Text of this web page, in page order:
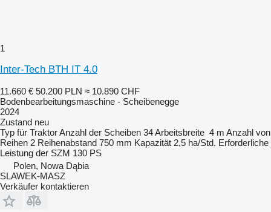
1
Inter-Tech BTH IT 4.0
11.660 € 50.200 PLN ≈ 10.890 CHF
Bodenbearbeitungsmaschine - Scheibenegge
2024
Zustand neu
Typ für TraktorAnzahl der Scheiben 34Arbeitsbreite 4 m Anzahl von
Reihen 2 Reihenabstand 750 mm Kapazität 2,5 ha/Std. Erforderliche
Leistung der SZM 130 PS
Polen, Nowa Dąbia
SLAWEK-MASZ
Verkäufer kontaktieren